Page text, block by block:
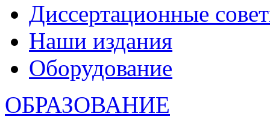
Диссертационные
Наши издания
Оборудование
ОБРАЗОВАНИЕ